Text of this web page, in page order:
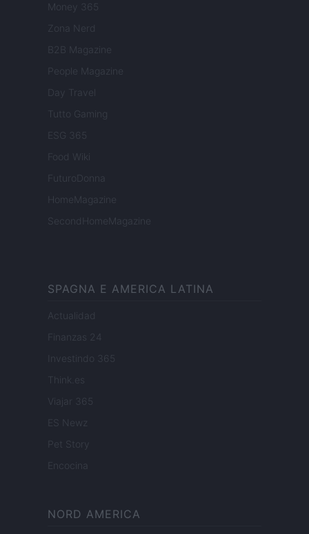
Money 365
Zona Nerd
B2B Magazine
People Magazine
Day Travel
Tutto Gaming
ESG 365
Food Wiki
FuturoDonna
HomeMagazine
SecondHomeMagazine
SPAGNA E AMERICA LATINA
Actualidad
Finanzas 24
Investindo 365
Think.es
Viajar 365
ES Newz
Pet Story
Encocina
NORD AMERICA